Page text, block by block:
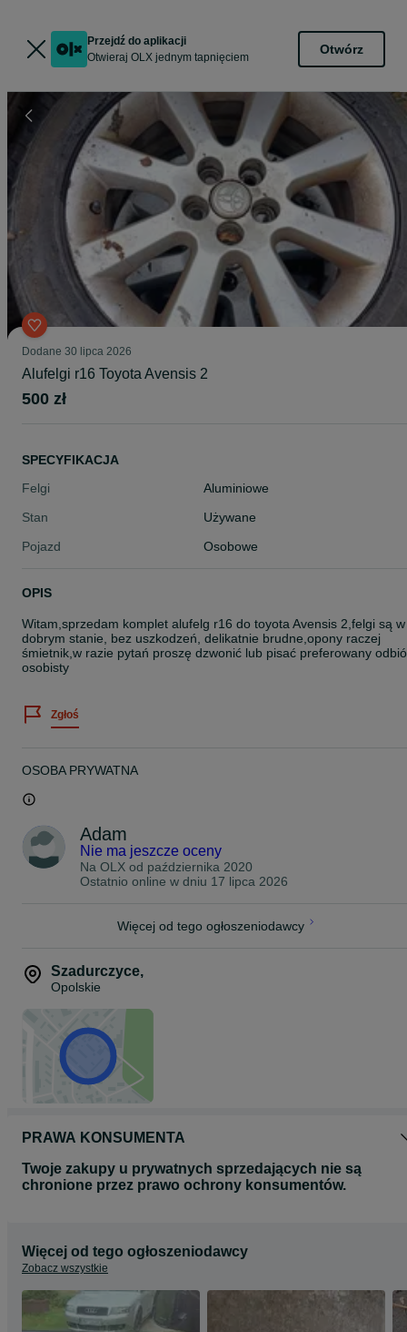
Przejdź do aplikacji
Otwieraj OLX jednym tapnięciem
Otwórz
Dodane 30 lipca 2026
Alufelgi r16 Toyota Avensis 2
500 zł
SPECYFIKACJA
Felgi
Aluminiowe
Stan
Używane
Pojazd
Osobowe
OPIS
Witam,sprzedam komplet alufelg r16 do toyota Avensis 2,felgi są w
dobrym stanie, bez uszkodzeń, delikatnie brudne,opony raczej
śmietnik,w razie pytań proszę dzwonić lub pisać preferowany
osobisty
Zgłoś
OSOBA PRYWATNA
Adam
Nie ma jeszcze oceny
Na OLX od października 2020
Ostatnio online w dniu 17 lipca 2026
Więcej od tego ogłoszeniodawcy
Szadurczyce,
Opolskie
PRAWA KONSUMENTA
Twoje zakupy u prywatnych sprzedających nie są
chronione przez prawo ochrony konsumentów.
Więcej od tego ogłoszeniodawcy
Zobacz wszystkie